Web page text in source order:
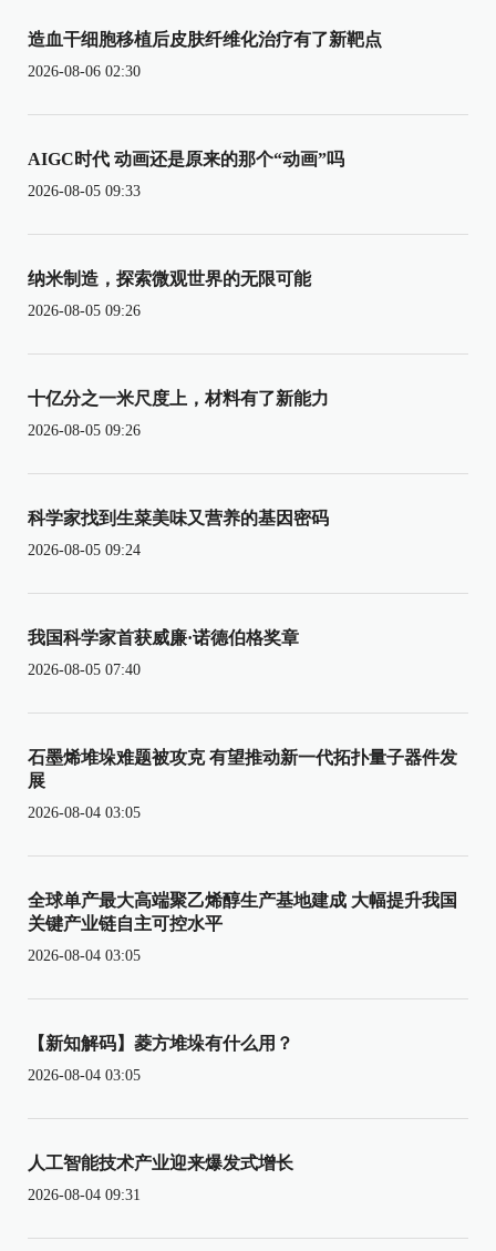
造血干细胞移植后皮肤纤维化治疗有了新靶点
2026-08-06 02:30
AIGC时代 动画还是原来的那个“动画”吗
2026-08-05 09:33
纳米制造，探索微观世界的无限可能
2026-08-05 09:26
十亿分之一米尺度上，材料有了新能力
2026-08-05 09:26
科学家找到生菜美味又营养的基因密码
2026-08-05 09:24
我国科学家首获威廉·诺德伯格奖章
2026-08-05 07:40
石墨烯堆垛难题被攻克 有望推动新一代拓扑量子器件发
展
2026-08-04 03:05
全球单产最大高端聚乙烯醇生产基地建成 大幅提升我国
关键产业链自主可控水平
2026-08-04 03:05
【新知解码】菱方堆垛有什么用？
2026-08-04 03:05
人工智能技术产业迎来爆发式增长
2026-08-04 09:31